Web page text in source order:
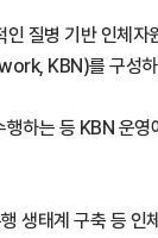
질병 기반 인체자
KBN)를 구성
하는 등 KBN 운영
생태계 구축 등 인